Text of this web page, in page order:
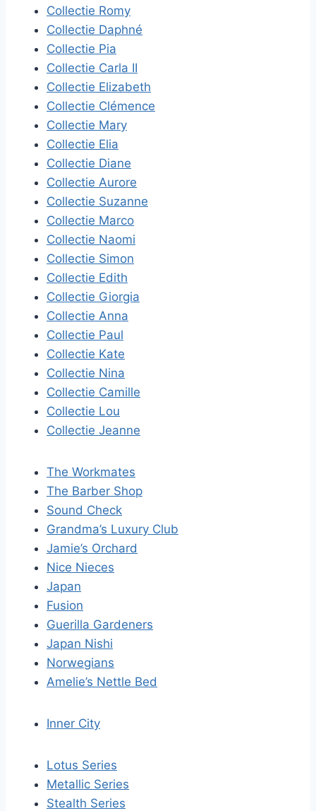
Collectie Romy
Collectie Daphné
Collectie Pia
Collectie Carla II
Collectie Elizabeth
Collectie Clémence
Collectie Mary
Collectie Elia
Collectie Diane
Collectie Aurore
Collectie Suzanne
Collectie Marco
Collectie Naomi
Collectie Simon
Collectie Edith
Collectie Giorgia
Collectie Anna
Collectie Paul
Collectie Kate
Collectie Nina
Collectie Camille
Collectie Lou
Collectie Jeanne
The Workmates
The Barber Shop
Sound Check
Grandma’s Luxury Club
Jamie’s Orchard
Nice Nieces
Japan
Fusion
Guerilla Gardeners
Japan Nishi
Norwegians
Amelie’s Nettle Bed
Inner City
Lotus Series
Metallic Series
Stealth Series